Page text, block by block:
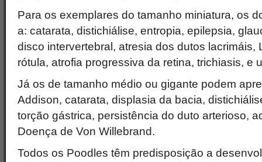
Para os exemplares do tamanho miniatura, os
a: catarata, distichiálise, entropia, epilepsia,
disco intervertebral, atresia dos dutos lacrimáis,
rótula, atrofia progressiva da retina, trichiasis, e
Já os de tamanho médio ou gigante podem
Addison, catarata, displasia da bacia,
torção gástrica, persistência do duto arterioso,
Doença de Von Willebrand.
Todos os Poodles têm predisposição a